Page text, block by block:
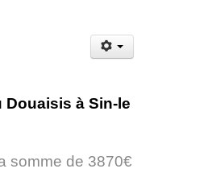
Douaisis à Sin-le
somme de 3870€